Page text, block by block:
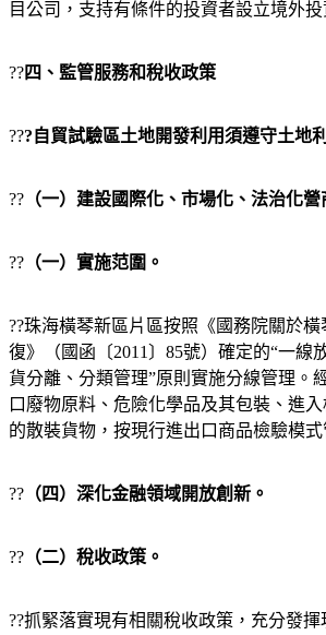
目公司，支持有條件的投資者設立境外
??四、監管服務和稅收政策
???自貿試驗區土地開發利用須遵守土地
?? （一）建設國際化、市場化、法治化營
?? （一）實施范圍。
??珠海橫琴新區片區按照《國務院關於
復》（國函〔2011〕85號）確定的“一線
貨分離、分類管理”原則實施分線管理。
口廢物原料、危險化學品及其包裝、進
的散裝貨物，按現行進出口商品檢驗模式
?? （四）深化金融領域開放創新。
?? （二）稅收政策。
??抓緊落實現有相關稅收政策，充分發